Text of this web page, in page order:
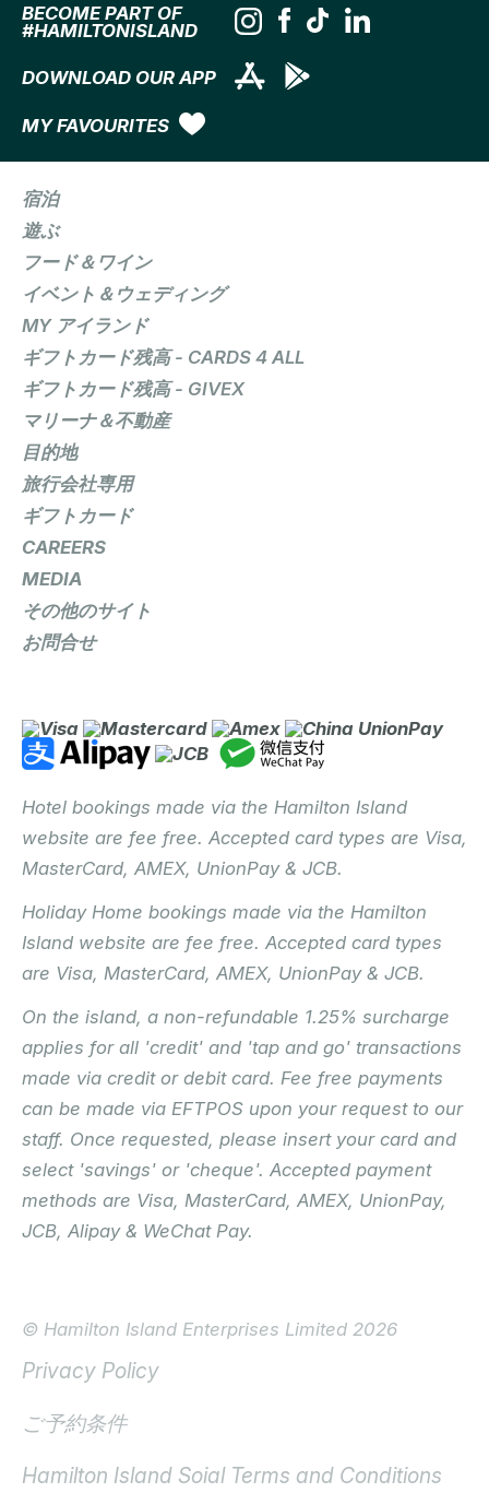
BECOME PART OF
#HAMILTONISLAND
DOWNLOAD OUR APP
MY FAVOURITES
宿泊
遊ぶ
フード＆ワイン
イベント＆ウェディング
MY アイランド
ギフトカード残高 - CARDS 4 ALL
ギフトカード残高 - GIVEX
マリーナ＆不動産
目的地
旅行会社専用
ギフトカード
CAREERS
MEDIA
その他のサイト
お問合せ
Hotel bookings made via the Hamilton Island
website are fee free. Accepted card types are Visa,
MasterCard, AMEX, UnionPay & JCB.
Holiday Home bookings made via the Hamilton
Island website are fee free. Accepted card types
are Visa, MasterCard, AMEX, UnionPay & JCB.
On the island, a non-refundable 1.25% surcharge
applies for all 'credit' and 'tap and go' transactions
made via credit or debit card. Fee free payments
can be made via EFTPOS upon your request to our
staff. Once requested, please insert your card and
select 'savings' or 'cheque'. Accepted payment
methods are Visa, MasterCard, AMEX, UnionPay,
JCB, Alipay & WeChat Pay.
© Hamilton Island Enterprises Limited 2026
Privacy Policy
ご予約条件
Hamilton Island Soial Terms and Conditions